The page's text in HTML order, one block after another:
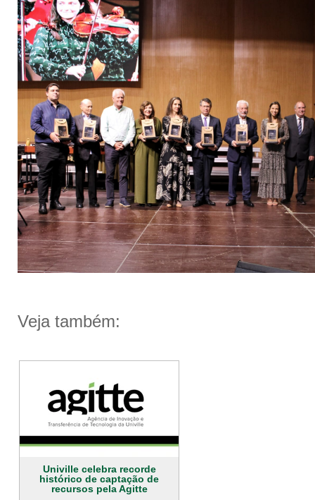
Veja também:
Univille celebra recorde
histórico de captação de
recursos pela Agitte